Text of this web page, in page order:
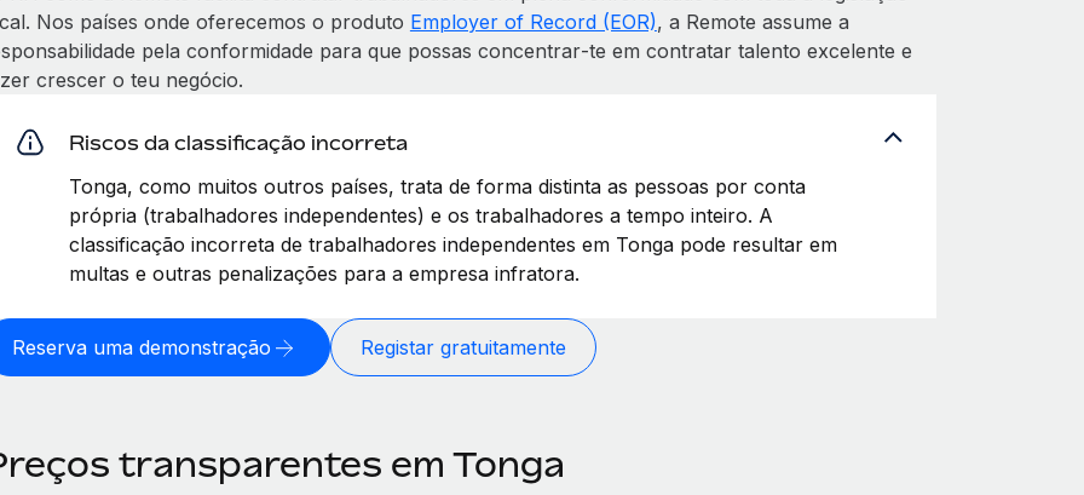
Nos países onde oferecemos o produto Employer of Record (EOR), a Remote assume a
pela conformidade para que possas concentrar‑te em contratar talento excelente e
crescer o teu negócio.
Riscos da classificação incorreta
Tonga, como muitos outros países, trata de forma distinta as pessoas por conta
própria (trabalhadores independentes) e os trabalhadores a tempo inteiro. A
classificação incorreta de trabalhadores independentes em Tonga pode resultar em
multas e outras penalizações para a empresa infratora.
Reserva uma demonstração Registar gratuitamente
transparentes em Tonga